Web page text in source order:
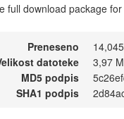
full download package
Preneseno
datoteke
3,97
MD5 podpis
SHA1 podpis